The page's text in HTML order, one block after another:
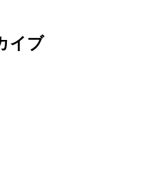
イブ